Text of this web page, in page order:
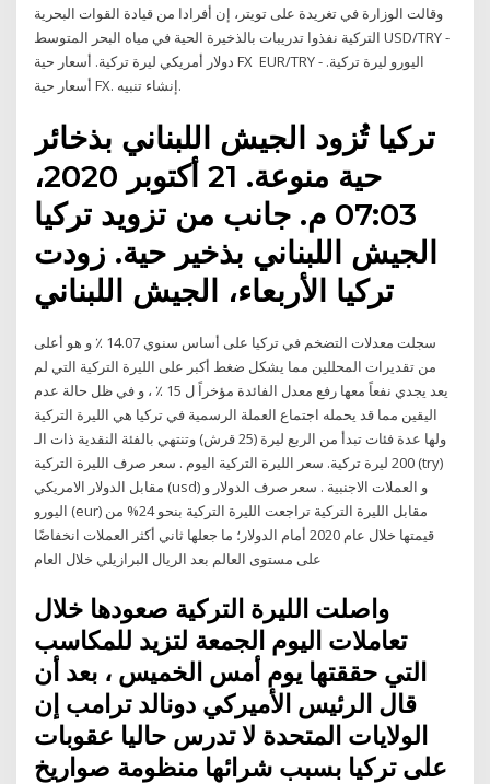
وقالت الوزارة في تغريدة على تويتر، إن أفرادا من قيادة القوات البحرية
التركية نفذوا تدريبات بالذخيرة الحية في مياه البحر المتوسط USD/TRY -
دولار أمريكي ليرة تركية. أسعار حية FX EUR/TRY - اليورو ليرة تركية.
أسعار حية FX. إنشاء تنبيه.
تركيا تُزود الجيش اللبناني بذخائر
حية منوعة. 21 أكتوبر 2020،
07:03 م. جانب من تزويد تركيا
الجيش اللبناني بذخير حية. زودت
سجلت معدلات التضخم في تركيا على أساس سنوي 14.07 ٪ و هو أعلى
من تقديرات المحللين مما يشكل ضغط أكبر على الليرة التركية التي لم
يعد يجدي نفعاً معها رفع معدل الفائدة مؤخراً ل 15 ٪ ، و في ظل حالة عدم
اليقين مما قد يحمله اجتماع العملة الرسمية في تركيا هي الليرة التركية
ولها عدة فئات تبدأ من الربع ليرة (25 قرش) وتنتهي بالفئة النقدية ذات الـ
200 ليرة تركية. سعر الليرة التركية اليوم . سعر صرف الليرة التركية (try)
مقابل الدولار الامريكي (usd) و العملات الاجنبية . سعر صرف الدولار و
اليورو (eur) مقابل الليرة التركية تراجعت الليرة التركية بنحو 24% من
قيمتها خلال عام 2020 أمام الدولار؛ ما جعلها ثاني أكثر العملات انخفاضًا
على مستوى العالم بعد الريال البرازيلي خلال العام
واصلت الليرة التركية صعودها خلال
تعاملات اليوم الجمعة لتزيد للمكاسب
التي حققتها يوم أمس الخميس ، بعد أن
قال الرئيس الأميركي دونالد ترامب إن
الولايات المتحدة لا تدرس حاليا عقوبات
على تركيا بسبب شرائها منظومة صواريخ